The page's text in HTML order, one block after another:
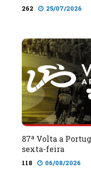
262 25/07/2026
87ª Volta a
sexta-feira
118 06/08/2026